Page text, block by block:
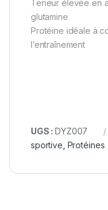
Teneur élevée en
glutamine
Protéine idéale à
l’entraînement
UGS :DYZ007
sportive Protéines